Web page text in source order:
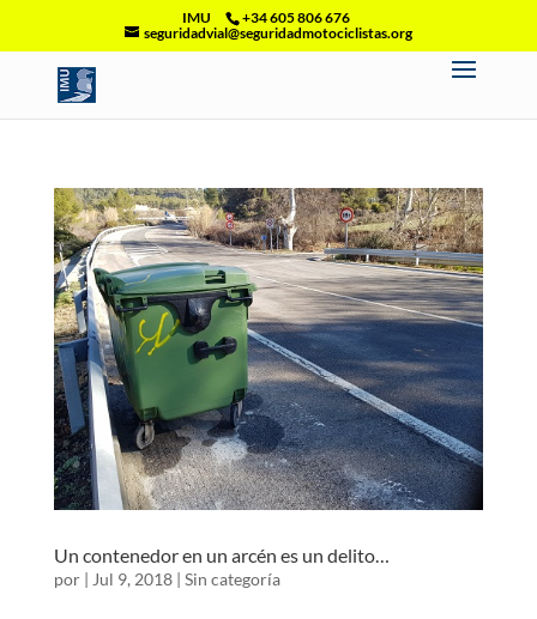
IMU
+34 605 806 676
seguridadvial@seguridadmotociclistas.org
Un contenedor en un arcén es un delito…
por | Jul 9, 2018| Sin categoría